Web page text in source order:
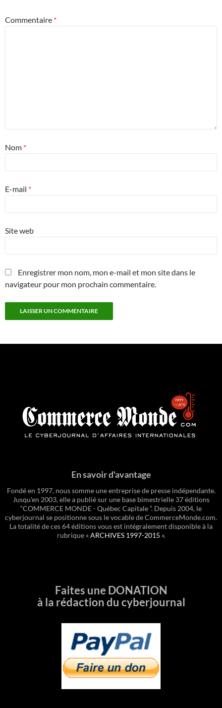
Commentaire *
Nom *
E-mail *
Site web
Enregistrer mon nom, mon e-mail et mon site dans le
navigateur pour mon prochain commentaire.
En savoir d'avantage
Fondé en 1997, nous somme une entreprise de presse indépendante.
Jusqu'en 2003, elle a publié sur une base bimestrielle 37 éditions
“COMMERCE MONDE - Québec Capitale ”. Depuis 2004, le
cyberjournal se positionne sous le vocable de CommerceMonde.com.
La totalité de ces 64 éditions vous est intégralement disponible à la
rubrique «ARCHIVES 1997-2015 ».
Faites une DONATION
à la rédaction du cyberjournal